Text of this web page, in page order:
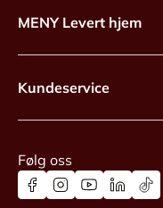
MENY Levert hjem
Kundeservice
Følg oss